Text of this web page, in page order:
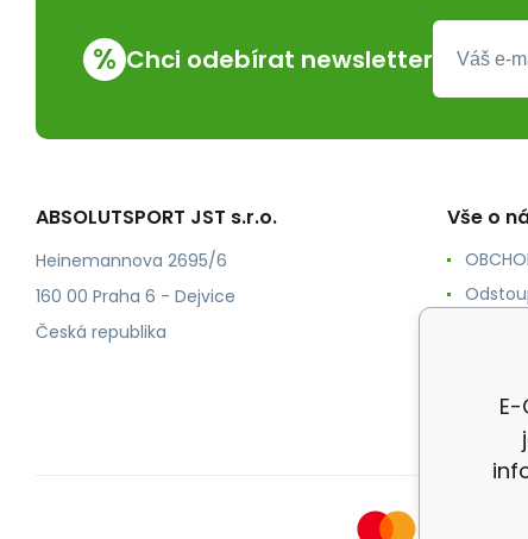
% Chci odebírat newsletter
ABSOLUTSPORT JST s.r.o.
Heinemannova 2695/6
160 00 Praha 6 - Dejvice
Česká republika
Vše o